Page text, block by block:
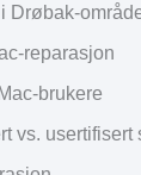
Drøbak-
reparasjon
brukere
vs. usertifisert